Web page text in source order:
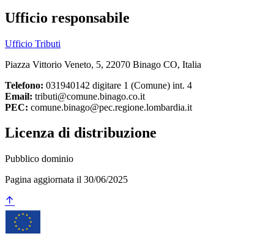
Ufficio responsabile
Ufficio Tributi
Piazza Vittorio Veneto, 5, 22070 Binago CO, Italia
Telefono: 031940142 digitare 1 (Comune) int. 4
Email: tributi@comune.binago.co.it
PEC: comune.binago@pec.regione.lombardia.it
Licenza di distribuzione
Pubblico dominio
Pagina aggiornata il 30/06/2025